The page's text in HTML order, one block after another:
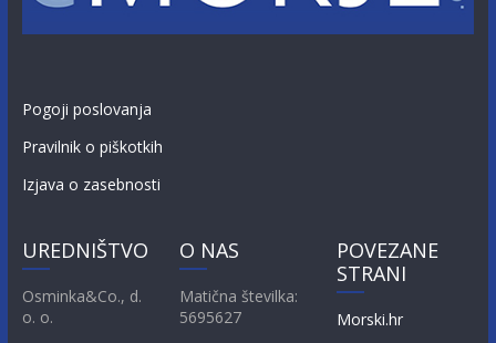
Pogoji poslovanja
Pravilnik o piškotkih
Izjava o zasebnosti
UREDNIŠTVO
Osminka&Co., d.
o. o.
O NAS
Matična številka:
5695627
POVEZANE
STRANI
Morski.hr